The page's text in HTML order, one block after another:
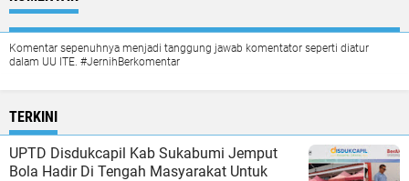
Komentar sepenuhnya menjadi tanggung jawab komentator seperti diatur
dalam UU ITE. #JernihBerkomentar
TERKINI
UPTD Disdukcapil Kab Sukabumi Jemput
Bola Hadir Di Tengah Masyarakat Untuk